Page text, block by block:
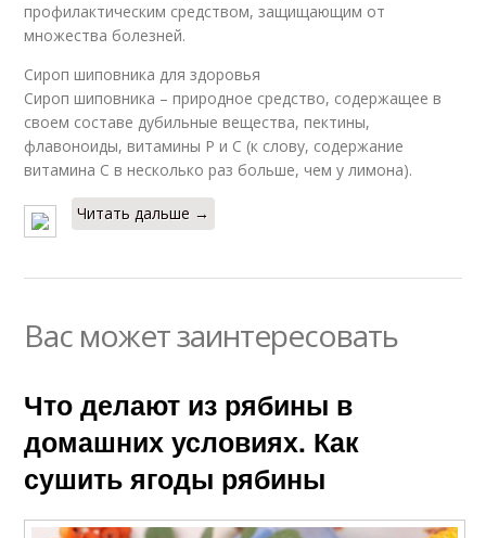
профилактическим средством, защищающим от
множества болезней.
Сироп шиповника для здоровья
Сироп шиповника – природное средство, содержащее в
своем составе дубильные вещества, пектины,
флавоноиды, витамины Р и С (к слову, содержание
витамина С в несколько раз больше, чем у лимона).
Читать дальше →
Вас может заинтересовать
Что делают из рябины в
домашних условиях. Как
сушить ягоды рябины